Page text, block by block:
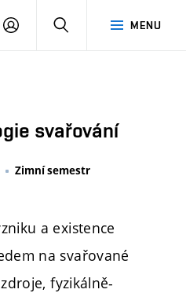
MENU
PŘIHLÁŠENÍ
svařování
Zimní semestr
a existence
na svařované
fyzikálně-